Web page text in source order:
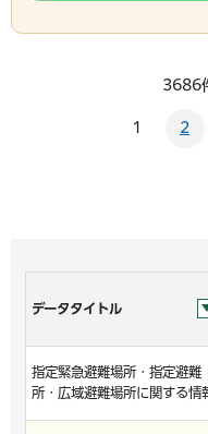
3686
1 2
データタイトル
指定緊急避難場所・指定避難
所・広域避難場所に関する情